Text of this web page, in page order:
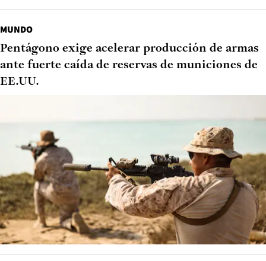
MUNDO
Pentágono exige acelerar producción de armas
ante fuerte caída de reservas de municiones de
EE.UU.